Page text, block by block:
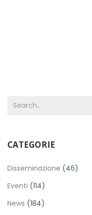
CATEGORIE
Disseminazione (46)
Eventi (114)
News (184)